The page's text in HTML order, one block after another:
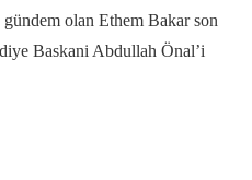
olan Ethem Bakar son
Baskani Abdullah Önal’i